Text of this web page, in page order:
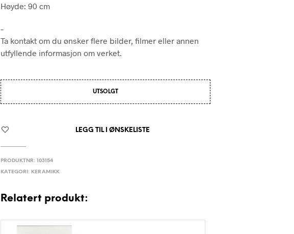
Høyde: 90 cm
–
Ta kontakt om du ønsker flere bilder, filmer eller annen
utfyllende informasjon om verket.
UTSOLGT
LEGG TIL I ØNSKELISTE
PRODUKTNR:103154
KATEGORI: KERAMIKK
Relatert produkt: